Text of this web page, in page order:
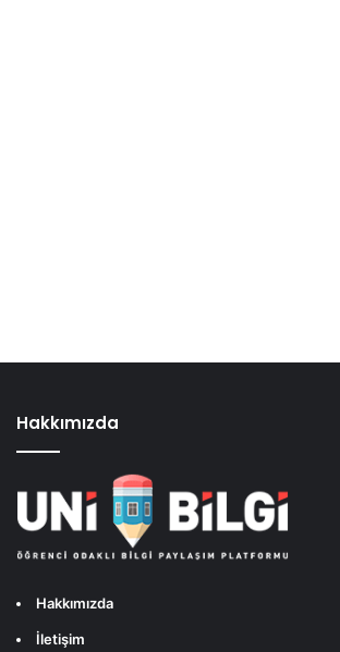
Hakkımızda
Hakkımızda
İletişim